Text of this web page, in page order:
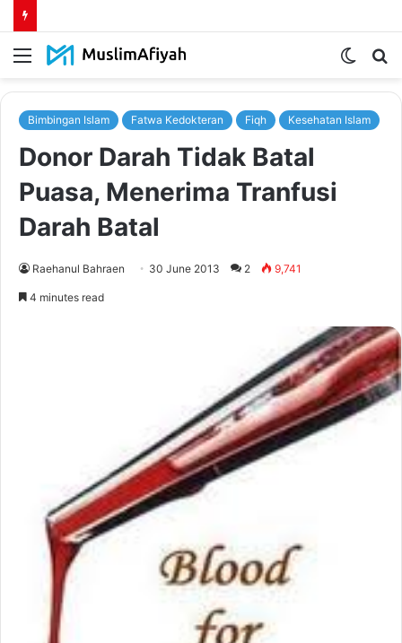
Menu
Switch
Bimbingan Islam Fatwa Kedokteran Fiqh Kesehatan Islam
Donor Darah Tidak Batal
Puasa, Menerima Tranfusi
Darah Batal
Raehanul Bahraen 30 June 2013 2 9,741
4 minutes read